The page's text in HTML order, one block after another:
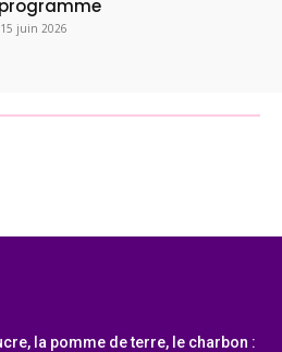
15 juin 2026
la pomme de terre, le charbon :